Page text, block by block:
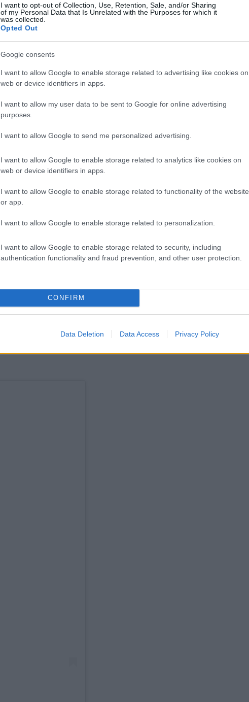
I want to opt-out of Collection, Use, Retention, Sale, and/or Sharing
of my Personal Data that Is Unrelated with the Purposes for which it
was collected.
Opted Out
Google consents
I want to allow Google to enable storage related to advertising like cookies on
web or device identifiers in apps.
I want to allow my user data to be sent to Google for online advertising
purposes.
I want to allow Google to send me personalized advertising.
I want to allow Google to enable storage related to analytics like cookies on
web or device identifiers in apps.
I want to allow Google to enable storage related to functionality of the website
or app.
I want to allow Google to enable storage related to personalization.
I want to allow Google to enable storage related to security, including
authentication functionality and fraud prevention, and other user protection.
CONFIRM
Data Deletion Data Access Privacy Policy